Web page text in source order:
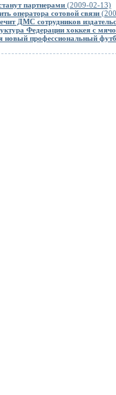
партнерами (2009-02-13)
оператора сотовой связи
ДМС сотрудников
Федерации хоккея с
новый профессиональный